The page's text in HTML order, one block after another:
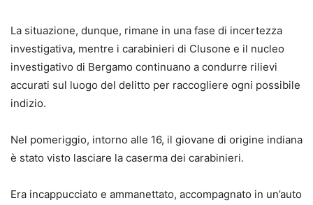
La situazione, dunque, rimane in una fase di incertezza
investigativa, mentre i carabinieri di Clusone e il nucleo
investigativo di Bergamo continuano a condurre rilievi
accurati sul luogo del delitto per raccogliere ogni possibile
indizio.
Nel pomeriggio, intorno alle 16, il giovane di origine indiana
è stato visto lasciare la caserma dei carabinieri.
Era incappucciato e ammanettato, accompagnato in un’auto